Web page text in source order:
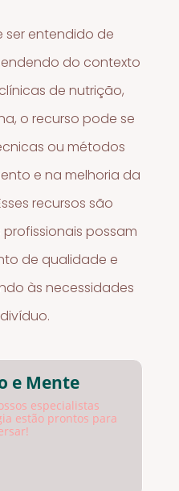
ser entendido de
do contexto
de nutrição,
o recurso pode se
ou métodos
e na melhoria da
recursos são
possam
de qualidade e
às necessidades
e Mente
especialistas
estão prontos para